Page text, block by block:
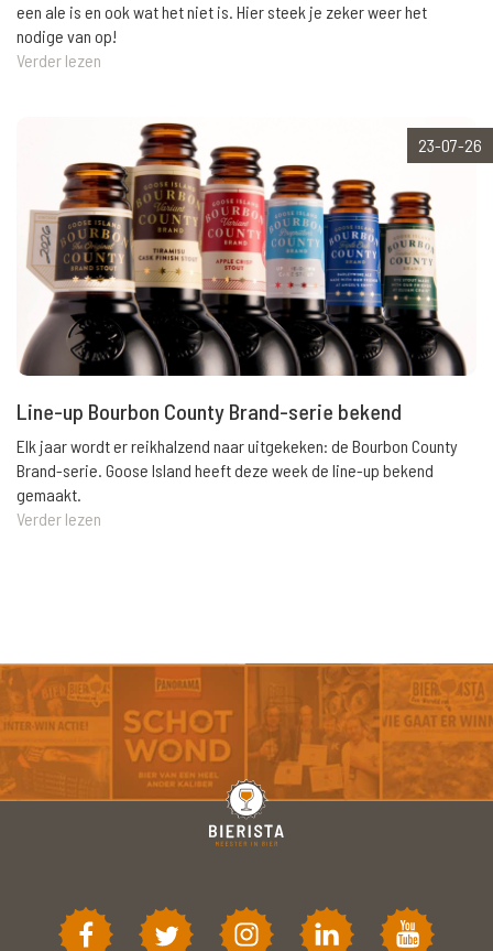
een ale is en ook wat het niet is. Hier steek je zeker weer het
nodige van op!
Verder lezen
23-07-26
Line-up Bourbon County Brand-serie bekend
Elk jaar wordt er reikhalzend naar uitgekeken: de Bourbon County
Brand-serie. Goose Island heeft deze week de line-up bekend
gemaakt.
Verder lezen